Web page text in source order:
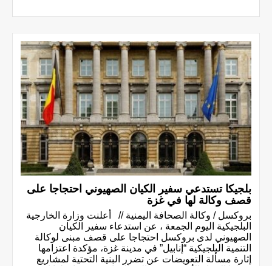
بلجيكا تستدعي سفير الكيان الصهيوني احتجاجا على
قصف وكالة لها في غزة
بروكسل / وكالة الصحافة اليمنية // أعلنت وزارة الخارجية
البلجيكية اليوم الجمعة ، عن استدعاء سفير الكيان
الصهيوني لدى بروكسل احتجاجا على قصف مبنى لوكالة
التنمية البلجيكية “إنابيل” في مدينة غزة، مؤكدة اعتزامها
إثارة مسألة التعويضات عن تضرر البنية التحتية لمشاريع